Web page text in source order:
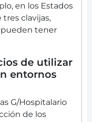
en los Estados
clavijas,
pueden tener
de utilizar
entornos
G/Hospitalario
de los